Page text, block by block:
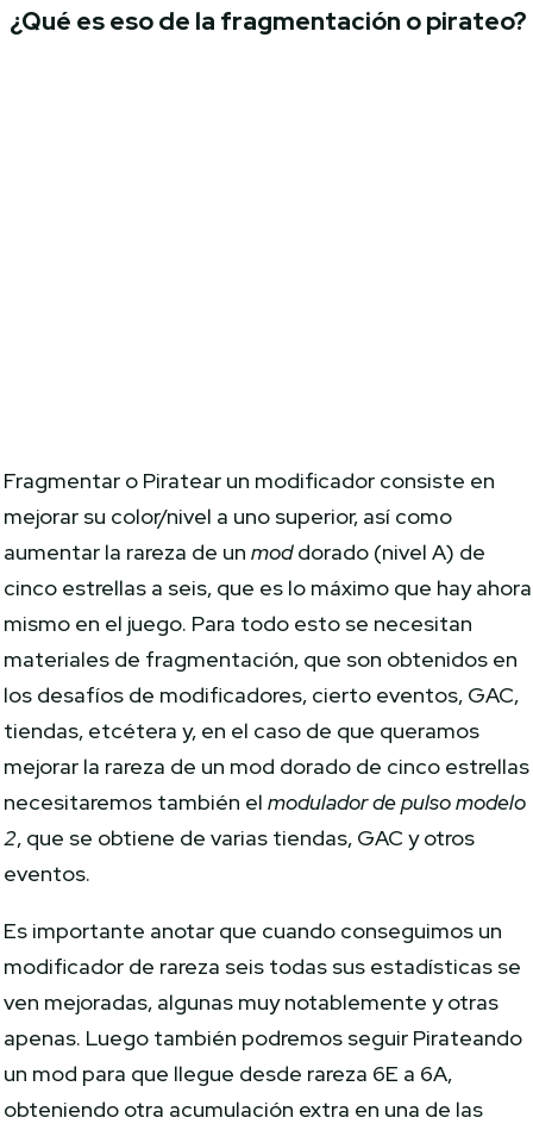
¿Qué es eso de la fragmentación o pirateo?
Fragmentar o Piratear un modificador consiste en
mejorar su color/nivel a uno superior, así como
aumentar la rareza de unmoddorado (nivel A) de
cinco estrellas a seis, que es lo máximo que hay ahora
mismo en el juego. Para todo esto se necesitan
materiales de fragmentación, que son obtenidos en
los desafíos de modificadores, cierto eventos, GAC,
tiendas, etcétera y, en el caso de que queramos
mejorar la rareza de un mod dorado de cinco estrellas
necesitaremos también elmodulador de pulso modelo
2, que se obtiene de varias tiendas, GAC y otros
eventos.
Es importante anotar que cuando conseguimos un
modificador de rareza seis todas sus estadísticas se
ven mejoradas, algunas muy notablemente y otras
apenas. Luego también podremos seguir Pirateando
un mod para que llegue desde rareza 6E a 6A,
obteniendo otra acumulación extra en una de las